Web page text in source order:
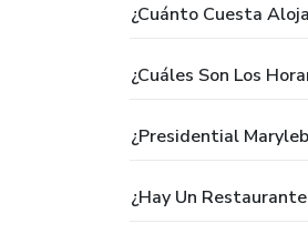
¿Cuánto Cuesta
¿Cuáles Son Los
¿Presidential
¿Hay Un